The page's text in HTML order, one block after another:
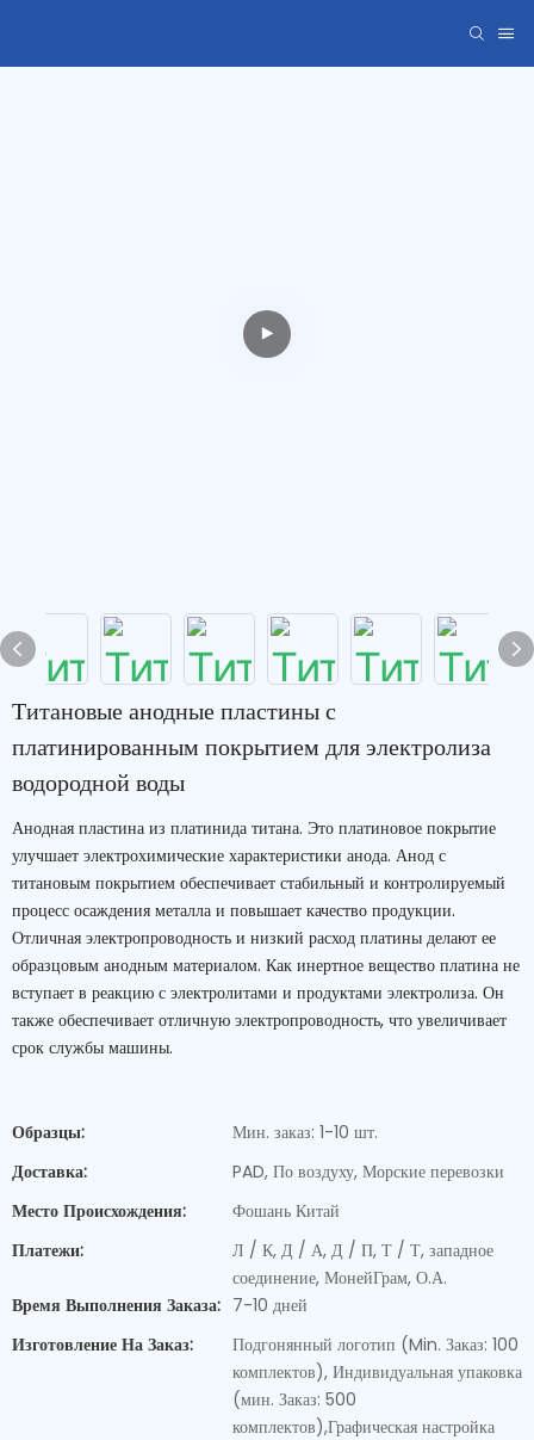
Титановые анодные пластины с
платинированным покрытием для электролиза
водородной воды
Анодная пластина из платинида титана. Это платиновое покрытие
улучшает электрохимические характеристики анода. Анод с
титановым покрытием обеспечивает стабильный и контролируемый
процесс осаждения металла и повышает качество продукции.
Отличная электропроводность и низкий расход платины делают ее
образцовым анодным материалом. Как инертное вещество платина не
вступает в реакцию с электролитами и продуктами электролиза. Он
также обеспечивает отличную электропроводность, что увеличивает
срок службы машины.
Образцы:
Мин. заказ: 1-10 шт.
Доставка:
PAD, По воздуху, Морские перевозки
Место Происхождения:
Фошань Китай
Платежи:
Л / К, Д / А, Д / П, Т / Т, западное
соединение, МонейГрам, О.А.
Время Выполнения Заказа: 7-10 дней
Изготовление На Заказ:
Подгонянный логотип (Min. Заказ: 100
комплектов), Индивидуальная упаковка
(мин. Заказ: 500
комплектов),Графическая настройка